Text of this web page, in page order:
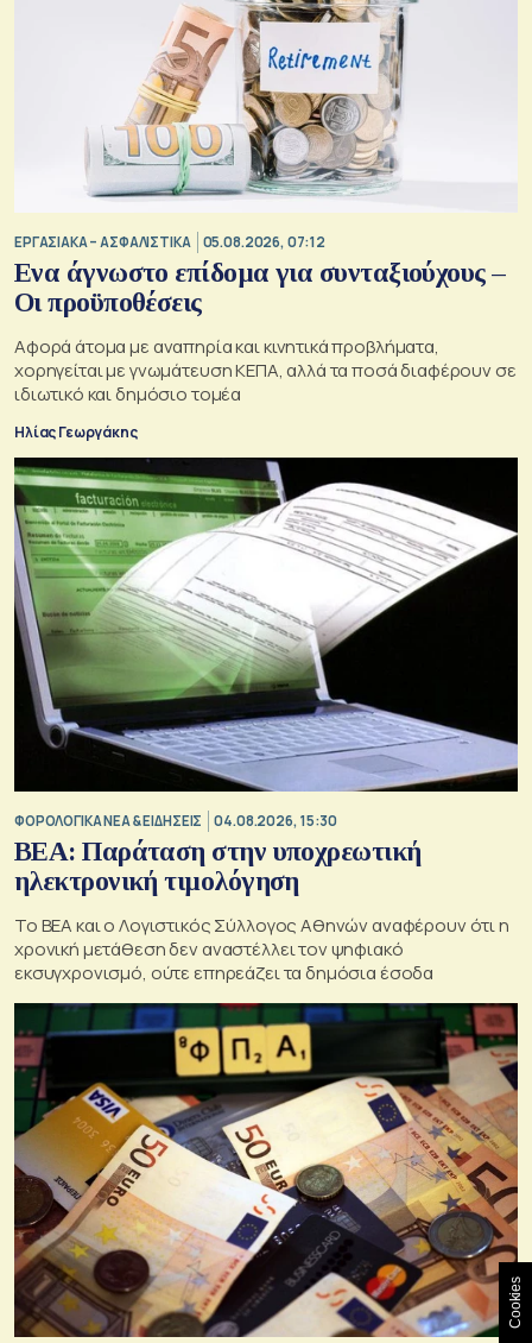
ΕΡΓΑΣΙΑΚΑ – ΑΣΦΑΛΙΣΤΙΚΑ 05.08.2026, 07:12
Ενα άγνωστο επίδομα για συνταξιούχους –
Οι προϋποθέσεις
Αφορά άτομα με αναπηρία και κινητικά προβλήματα,
χορηγείται με γνωμάτευση ΚΕΠΑ, αλλά τα ποσά διαφέρουν σε
ιδιωτικό και δημόσιο τομέα
Ηλίας Γεωργάκης
ΦΟΡΟΛΟΓΙΚΑ ΝΕΑ & EΙΔΗΣΕΙΣ 04.08.2026, 15:30
BEA: Παράταση στην υποχρεωτική
ηλεκτρονική τιμολόγηση
To BEA και ο Λογιστικός Σύλλογος Αθηνών αναφέρουν ότι η
χρονική μετάθεση δεν αναστέλλει τον ψηφιακό
εκσυγχρονισμό, ούτε επηρεάζει τα δημόσια έσοδα
Cookies